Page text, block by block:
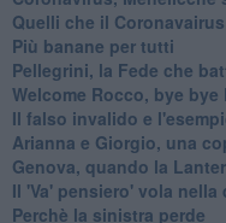
Quelli che il Coronavairus
Più banane per tutti
Pellegrini, la Fede che
Welcome Rocco, bye bye
Il falso invalido e
Arianna e Giorgio, una
Genova, quando la
Il 'Va' pensiero' vola nella
Perchè la sinistra perde